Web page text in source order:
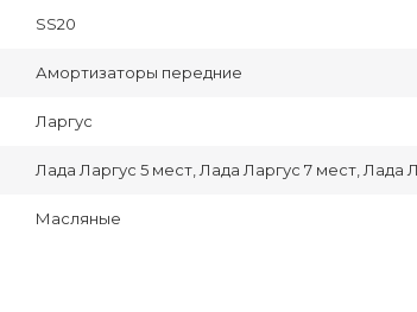
SS20
Амортизаторы передние
Ларгус
Лада Ларгус 5 мест, Лада Ларгус 7 мест, Лада
Масляные